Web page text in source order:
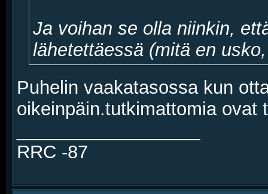
Ja voihan se olla niinkin,
lähetettäessä (mitä en
Puhelin vaakatasossa kun
oikeinpäin.tutkimattomia ovat
RRC -87